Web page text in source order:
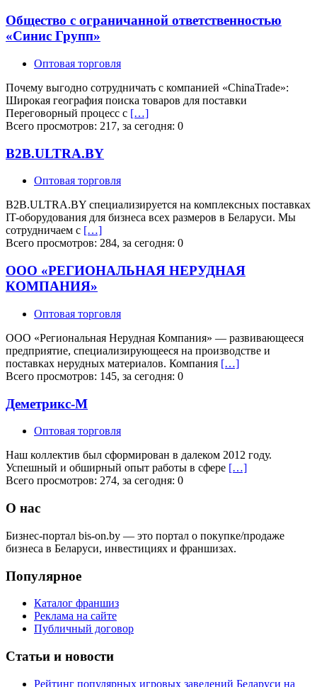
Общество с ограничанной ответственностью
«Синис Групп»
Оптовая торговля
Почему выгодно сотрудничать с компанией «ChinaTrade»:
Широкая география поиска товаров для поставки
Переговорный процесс с […]
Всего просмотров: 217, за сегодня: 0
B2B.ULTRA.BY
Оптовая торговля
B2B.ULTRA.BY специализируется на комплексных поставках
IT-оборудования для бизнеса всех размеров в Беларуси. Мы
сотрудничаем с […]
Всего просмотров: 284, за сегодня: 0
ООО «РЕГИОНАЛЬНАЯ НЕРУДНАЯ
КОМПАНИЯ»
Оптовая торговля
ООО «Региональная Нерудная Компания» — развивающееся
предприятие, специализирующееся на производстве и
поставках нерудных материалов. Компания […]
Всего просмотров: 145, за сегодня: 0
Деметрикс-М
Оптовая торговля
Наш коллектив был сформирован в далеком 2012 году.
Успешный и обширный опыт работы в сфере […]
Всего просмотров: 274, за сегодня: 0
О нас
Бизнес-портал bis-on.by — это портал о покупке/продаже
бизнеса в Беларуси, инвестициях и франшизах.
Популярное
Каталог франшиз
Реклама на сайте
Публичный договор
Статьи и новости
Рейтинг популярных игровых заведений Беларуси на